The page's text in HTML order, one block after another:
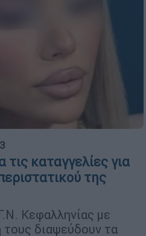
τις καταγγελίες για
της
Κεφαλληνίας με
τους διαψεύδουν τα